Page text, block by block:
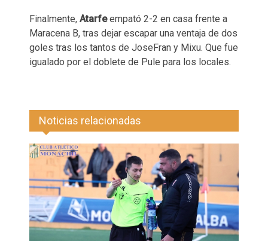
Finalmente, Atarfeempató 2-2 en casa frente a
Maracena B, tras dejar escapar una ventaja de dos
goles tras los tantos de JoseFran y Mixu. Que fue
igualado por el doblete de Pule para los locales.
Noticias relacionadas